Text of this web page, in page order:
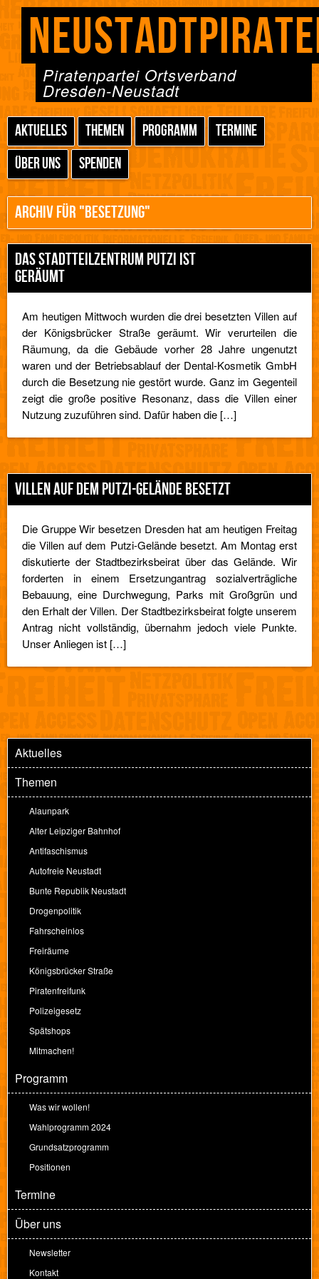
Piratenpartei Ortsverband
Dresden-Neustadt
AKTUELLES THEMEN PROGRAMM
TERMINE
ÜBER UNS
SPENDEN
ARCHIV FÜR "BESETZUNG"
DAS STADTTEILZENTRUM PUTZI IST
GERÄUMT
Am heutigen Mittwoch wurden die drei besetzten Villen auf
der Königsbrücker Straße geräumt. Wir verurteilen die
Räumung, da die Gebäude vorher 28 Jahre ungenutzt
waren und der Betriebsablauf der Dental-Kosmetik GmbH
durch die Besetzung nie gestört wurde. Ganz im Gegenteil
zeigt die große positive Resonanz, dass die Villen einer
Nutzung zuzuführen sind. Dafür haben die […]
VILLEN AUF DEM PUTZI-GELÄNDE BESETZT
Die Gruppe Wir besetzen Dresden hat am heutigen Freitag
die Villen auf dem Putzi-Gelände besetzt. Am Montag erst
diskutierte der Stadtbezirksbeirat über das Gelände. Wir
forderten in einem Ersetzungantrag sozialverträgliche
Bebauung, eine Durchwegung, Parks mit Großgrün und
den Erhalt der Villen. Der Stadtbezirksbeirat folgte unserem
Antrag nicht vollständig, übernahm jedoch viele Punkte.
Unser Anliegen ist […]
Aktuelles
Themen
Alaunpark
Alter Leipziger Bahnhof
Antifaschismus
Autofreie Neustadt
Bunte Republik Neustadt
Drogenpolitik
Fahrscheinlos
Freiräume
Königsbrücker Straße
Piratenfreifunk
Polizeigesetz
Spätshops
Mitmachen!
Programm
Was wir wollen!
Wahlprogramm 2024
Grundsatzprogramm
Positionen
Termine
Über uns
Newsletter
Kontakt